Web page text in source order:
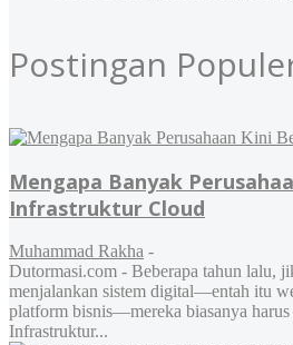
Postingan
Mengapa Banyak
Infrastruktur Cloud
Muhammad Rakha -
Dutormasi.com - Beberapa tahun lalu,
menjalankan sistem digital—entah itu
platform bisnis—mereka biasanya
Infrastruktur...